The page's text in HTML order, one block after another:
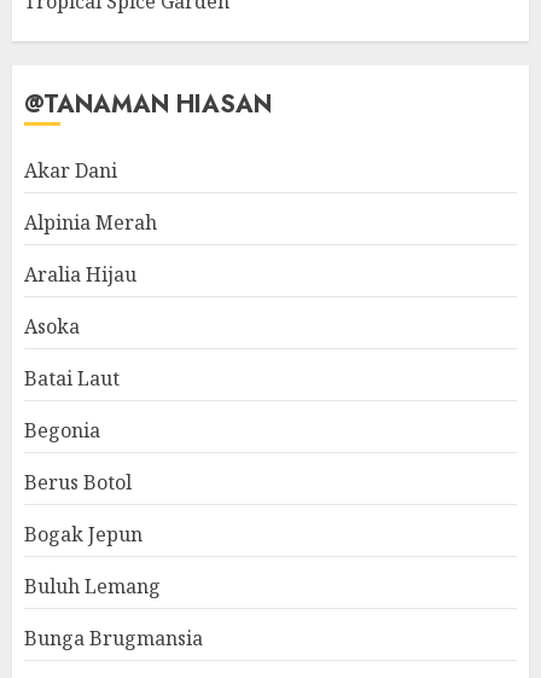
@TANAMAN HIASAN
Akar Dani
Alpinia Merah
Aralia Hijau
Asoka
Batai Laut
Begonia
Berus Botol
Bogak Jepun
Buluh Lemang
Bunga Brugmansia